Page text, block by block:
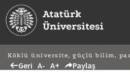
Köklü üniversite, güçlü bilim,
Geri A- A+ Paylaş